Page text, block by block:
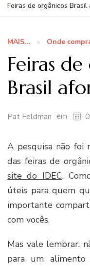
Feiras de orgânicos Brasil
MAIS... Onde
Feiras
Brasil
Pat Feldman em
A pesquisa não foi
das feiras de
site do IDEC.
úteis para quem
importante
com vocês.
Mas vale lembrar:
para um